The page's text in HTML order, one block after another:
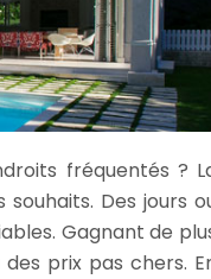
fréquentés ?
Des jours
Gagnant de
prix pas chers.